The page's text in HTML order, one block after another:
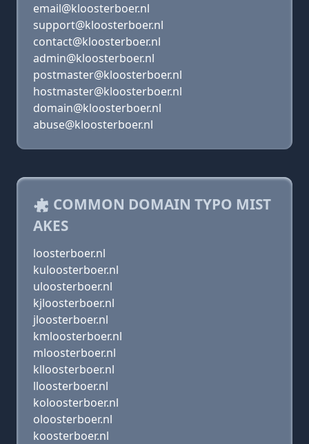
email@kloosterboer.nl
support@kloosterboer.nl
contact@kloosterboer.nl
admin@kloosterboer.nl
postmaster@kloosterboer.nl
hostmaster@kloosterboer.nl
domain@kloosterboer.nl
abuse@kloosterboer.nl
COMMON DOMAIN TYPO MIST
AKES
loosterboer.nl
kuloosterboer.nl
uloosterboer.nl
kjloosterboer.nl
jloosterboer.nl
kmloosterboer.nl
mloosterboer.nl
klloosterboer.nl
lloosterboer.nl
koloosterboer.nl
oloosterboer.nl
koosterboer.nl